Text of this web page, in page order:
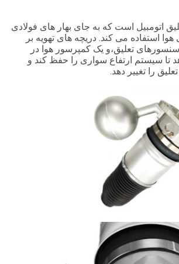
اتومبیل است که به جای بهار های فولادی
استفاده می کند. دریچه های تهویه بر
تعلیق،و یک کمپرسور هوا در
تا سیستم ارتفاع سواری را حفظ کند و
را تغییر دهد.